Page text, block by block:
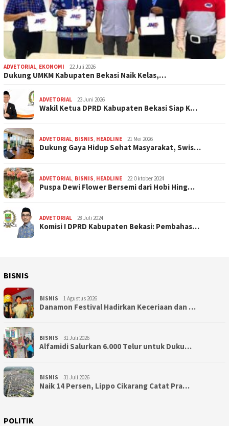
ADVETORIAL, EKONOMI 22 Juli 2026
Dukung UMKM Kabupaten Bekasi Naik Kelas,…
ADVETORIAL 23 Juni 2026
Wakil Ketua DPRD Kabupaten Bekasi Siap K…
ADVETORIAL, BISNIS, HEADLINE 21 Mei 2026
Dukung Gaya Hidup Sehat Masyarakat, Swis…
ADVETORIAL, BISNIS, HEADLINE 22 Oktober 2024
Puspa Dewi Flower Bersemi dari Hobi Hing…
ADVETORIAL 28 Juli 2024
Komisi I DPRD Kabupaten Bekasi: Pembahas…
BISNIS
BISNIS 1 Agustus 2026
Danamon Festival Hadirkan Keceriaan dan …
BISNIS 31 Juli 2026
Alfamidi Salurkan 6.000 Telur untuk Duku…
BISNIS 31 Juli 2026
Naik 14 Persen, Lippo Cikarang Catat Pra…
POLITIK